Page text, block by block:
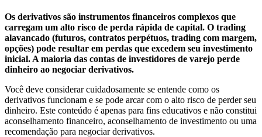
Os derivativos são instrumentos financeiros complexos que
carregam um alto risco de perda rápida de capital. O trading
alavancado (futuros, contratos perpétuos, trading com margem,
opções) pode resultar em perdas que excedem seu investimento
inicial. A maioria das contas de investidores de varejo perde
dinheiro ao negociar derivativos.
Você deve considerar cuidadosamente se entende como os
derivativos funcionam e se pode arcar com o alto risco de perder seu
dinheiro. Este conteúdo é apenas para fins educativos e não constitui
aconselhamento financeiro, aconselhamento de investimento ou uma
recomendação para negociar derivativos.